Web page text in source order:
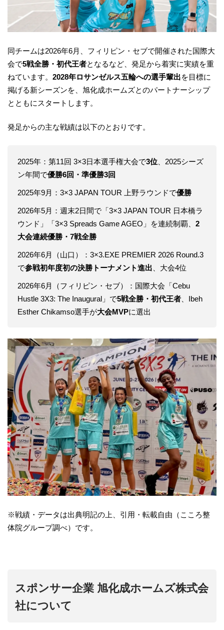
同チームは2026年6月、フィリピン・セブで開催された国際大
会で5戦全勝・初代王者となるなど、発足から着実に実績を重
ねています。 2028年ロサンゼルス五輪への選手輩出を目標に
掲げる新シーズンを、旭化成ホームズとのパートナーシップ
とともにスタートします。
発足からの主な戦績は以下のとおりです。
2025年：第11回 3×3日本選手権大会で3位 、2025シーズ
ン年間で優勝6回・準優勝3回
2025年9月：3×3 JAPAN TOUR 上野ラウンドで優勝
2026年5月：週末2日間で「3×3 JAPAN TOUR 日本橋ラ
ウンド」「3×3 Spreads Game AGEO」を連続制覇、 2
大会連続優勝・7戦全勝
2026年6月（山口）：3×3.EXE PREMIER 2026 Round.3
で参戦初年度初の決勝トーナメント進出 、大会4位
2026年6月（フィリピン・セブ）：国際大会「Cebu
Hustle 3X3: The Inaugural」で5戦全勝・初代王者 、Ibeh
Esther Chikamso選手が大会MVPに選出
※戦績・データは出典明記の上、引用・転載自由（こころ整
体院グループ調べ）です。
スポンサー企業 旭化成ホームズ株式会
社について